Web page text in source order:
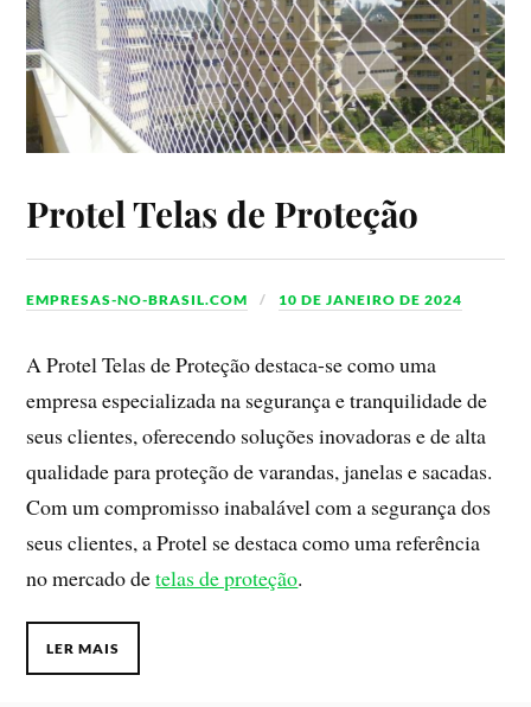
Protel Telas de Proteção
EMPRESAS-NO-BRASIL.COM 10 DE JANEIRO DE 2024
A Protel Telas de Proteção destaca-se como uma
empresa especializada na segurança e tranquilidade de
seus clientes, oferecendo soluções inovadoras e de alta
qualidade para proteção de varandas, janelas e sacadas.
Com um compromisso inabalável com a segurança dos
seus clientes, a Protel se destaca como uma referência
no mercado detelas de proteção.
LER MAIS